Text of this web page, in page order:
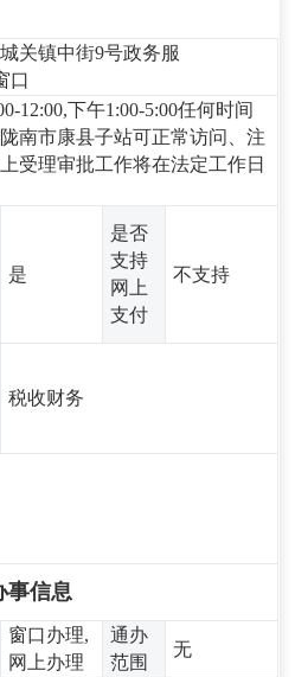
关镇中街9号政务服
口
12:00,下午1:00-5:00任何时间
南市康县子站可正常访问、注
受理审批工作将在法定工作日
是
是否
支持
网上
支付
不支持
税收财务
事信息
窗口办理,
网上办理
通办
范围
无